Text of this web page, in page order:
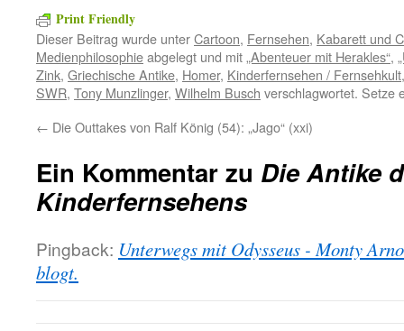
Print Friendly
Dieser Beitrag wurde unterCartoon, Fernsehen, Kabarett und
Medienphilosophieabgelegt und mit „Abenteuer mit Herakles“,
Zink, Griechische Antike, Homer, Kinderfernsehen / Fernsehkult
SWR, Tony Munzlinger, Wilhelm Busch verschlagwortet. Setze
← Die Outtakes von Ralf König (54): „Jago“ (xxi)
Ein Kommentar zu Die Antike
Kinderfernsehens
Pingback: Unterwegs mit Odysseus - Monty
blogt.